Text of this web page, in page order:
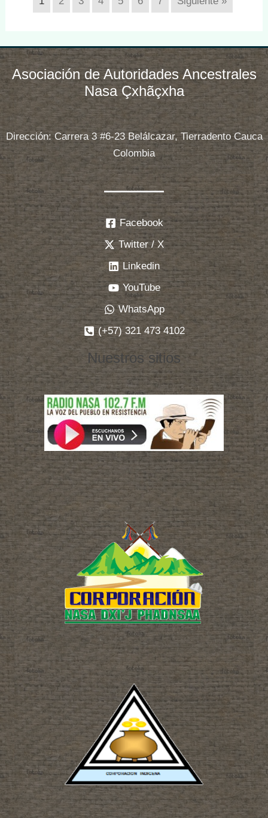
Asociación de Autoridades Ancestrales
Nasa Çxhãçxha
Dirección: Carrera 3 #6-23 Belálcazar, Tierradento Cauca
Colombia
Facebook
Twitter / X
Linkedin
YouTube
WhatsApp
(+57) 321 473 4102
Nuestros sitios